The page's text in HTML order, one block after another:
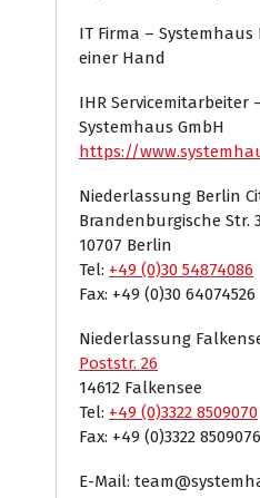
IT Firma – Systemhaus
einer Hand
IHR Servicemitarbeiter
Systemhaus GmbH
https://
Niederlassung Berlin
Brandenburgische Str.
10707 Berlin
Tel: +49 (0)30 54874086
Fax: +49 (0)30 64074526
Niederlassung
Poststr. 26
14612 Falkensee
Tel: +49 (0)3322 8509070
Fax: +49 (0)3322 8509076
E-Mail: